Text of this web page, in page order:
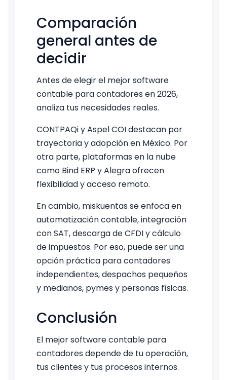
Comparación
general antes de
decidir
Antes de elegir el mejor software
contable para contadores en 2026,
analiza tus necesidades reales.
CONTPAQi y Aspel COI destacan por
trayectoria y adopción en México. Por
otra parte, plataformas en la nube
como Bind ERP y Alegra ofrecen
flexibilidad y acceso remoto.
En cambio, miskuentas se enfoca en
automatización contable, integración
con SAT, descarga de CFDI y cálculo
de impuestos. Por eso, puede ser una
opción práctica para contadores
independientes, despachos pequeños
y medianos, pymes y personas físicas.
Conclusión
El mejor software contable para
contadores depende de tu operación,
tus clientes y tus procesos internos.